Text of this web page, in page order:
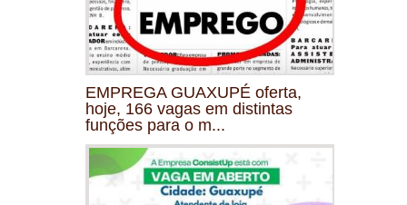
EMPREGA GUAXUPÉ oferta,
hoje, 166 vagas em distintas
funções para o m...